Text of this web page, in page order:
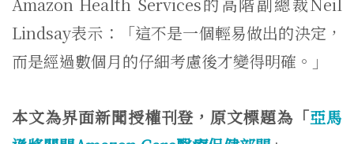
Lindsay表示：「這不是一個輕易做出的決定，
而是經過數個月的仔細考慮後才變得明確。」
本文為界面新聞授權刊登，原文標題為「亞馬